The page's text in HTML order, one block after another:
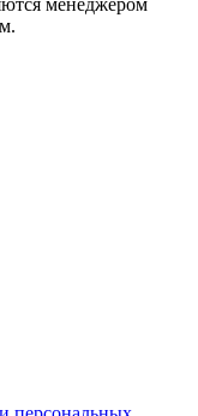
менеджером